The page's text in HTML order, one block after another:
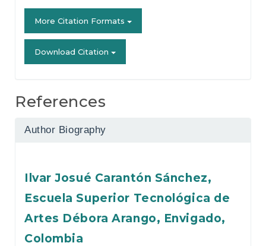
More Citation Formats
Download Citation
References
Author Biography
Ilvar Josué Carantón Sánchez,
Escuela Superior Tecnológica de
Artes Débora Arango, Envigado,
Colombia